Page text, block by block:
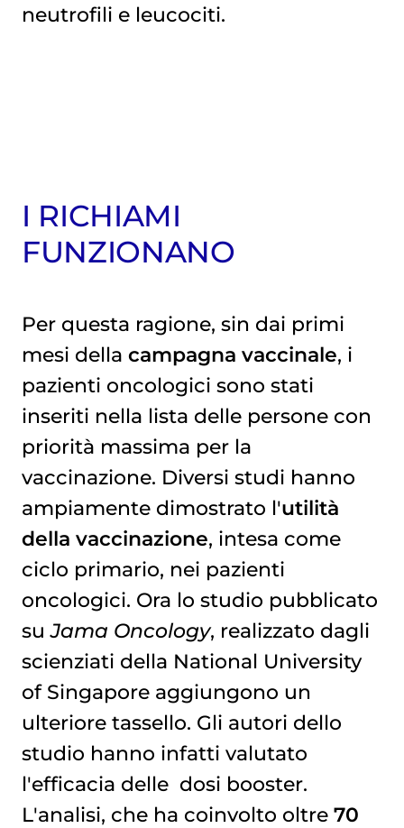
neutrofili e leucociti.
I RICHIAMI
FUNZIONANO
Per questa ragione, sin dai primi
mesi della campagna vaccinale, i
pazienti oncologici sono stati
inseriti nella lista delle persone con
priorità massima per la
vaccinazione. Diversi studi hanno
ampiamente dimostrato l'utilità
della vaccinazione, intesa come
ciclo primario, nei pazienti
oncologici. Ora lo studio pubblicato
suJama Oncology, realizzato dagli
scienziati della National University
of Singapore aggiungono un
ulteriore tassello. Gli autori dello
studio hanno infatti valutato
l'efficacia delle dosi booster.
L'analisi, che ha coinvolto oltre 70